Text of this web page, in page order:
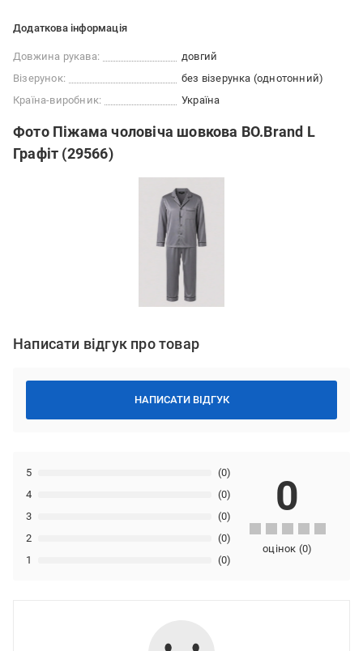
Додаткова інформація
Довжина рукава:
довгий
Візерунок:
без візерунка (однотонний)
Країна-виробник:
Україна
Фото Піжама чоловіча шовкова BO.Brand L
Графіт (29566)
Написати відгук про товар
НАПИСАТИ ВІДГУК
1 (0)
2 (0)
3 (0)
4 (0)
5 (0)
0
оцінок (0)